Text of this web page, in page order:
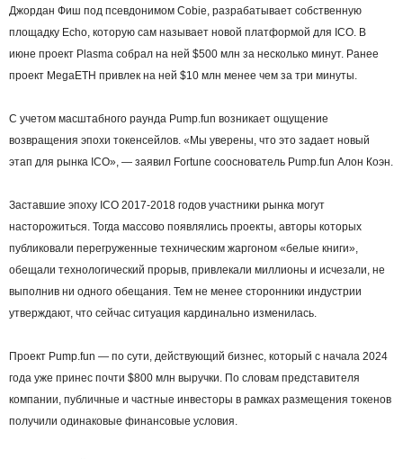
Джордан Фиш под псевдонимом Cobie, разрабатывает собственную
площадку Echo, которую сам называет новой платформой для ICO. В
июне проект Plasma собрал на ней $500 млн за несколько минут. Ранее
проект MegaETH привлек на ней $10 млн менее чем за три минуты.
С учетом масштабного раунда Pump.fun возникает ощущение
возвращения эпохи токенсейлов. «Мы уверены, что это задает новый
этап для рынка ICO», — заявил Fortune сооснователь Pump.fun Алон Коэн.
Заставшие эпоху ICO 2017-2018 годов участники рынка могут
насторожиться. Тогда массово появлялись проекты, авторы которых
публиковали перегруженные техническим жаргоном «белые книги»,
обещали технологический прорыв, привлекали миллионы и исчезали, не
выполнив ни одного обещания. Тем не менее сторонники индустрии
утверждают, что сейчас ситуация кардинально изменилась.
Проект Pump.fun — по сути, действующий бизнес, который с начала 2024
года уже принес почти $800 млн выручки. По словам представителя
компании, публичные и частные инвесторы в рамках размещения токенов
получили одинаковые финансовые условия.